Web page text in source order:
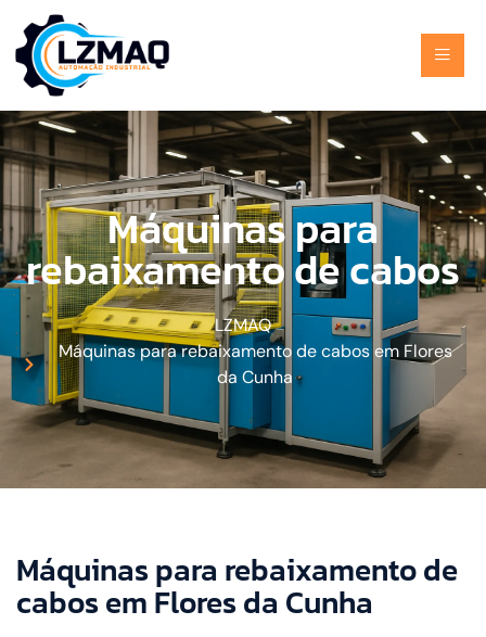
Máquinas para
rebaixamento de cabos
LZMAQ
Máquinas para rebaixamento de cabos em Flores
da Cunha
Máquinas para rebaixamento de
cabos em Flores da Cunha